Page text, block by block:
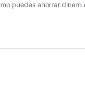
puedes ahorrar